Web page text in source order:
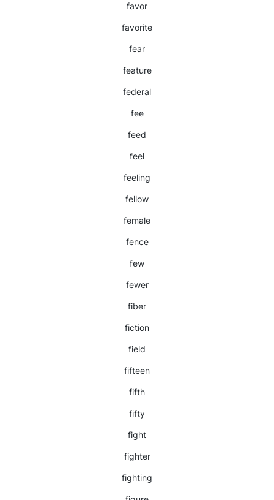
favor
favorite
fear
feature
federal
fee
feed
feel
feeling
fellow
female
fence
few
fewer
fiber
fiction
field
fifteen
fifth
fifty
fight
fighter
fighting